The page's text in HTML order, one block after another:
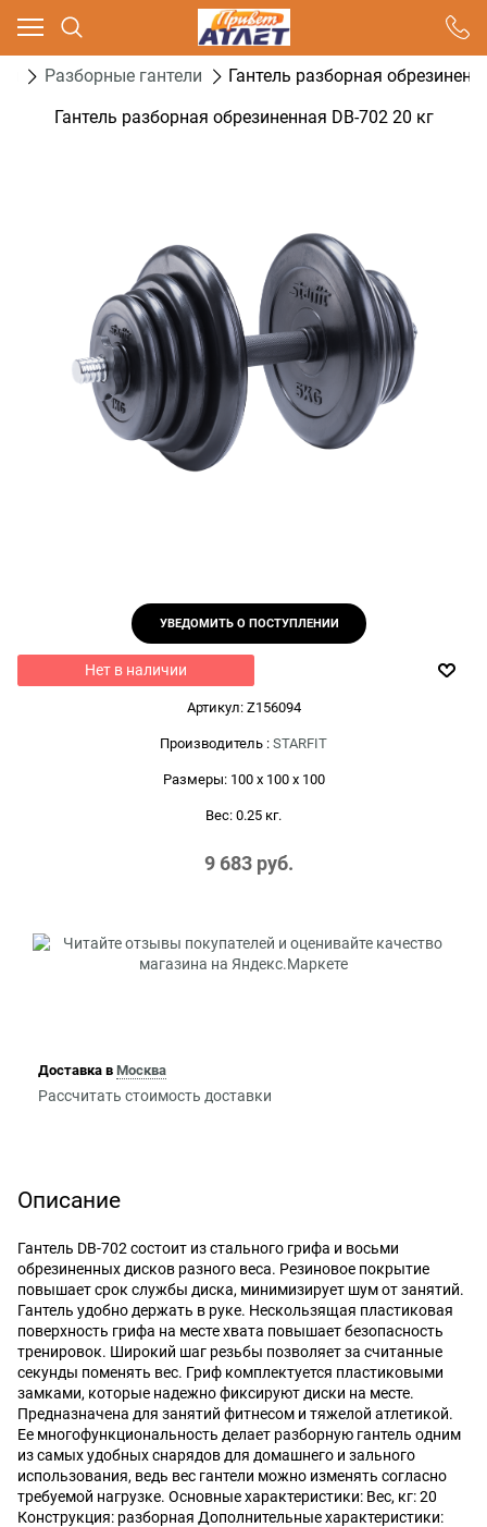
Разборные гантели
Гантель разборная
Гантель разборная обрезиненная DB-702 20 кг
УВЕДОМИТЬ О ПОСТУПЛЕНИИ
Нет в наличии
Артикул: Z156094
Производитель : STARFIT
Размеры: 100 x 100 x 100
Вес: 0.25 кг.
9 683 руб.
Доставка в Москва
Рассчитать стоимость доставки
Описание
Гантель DB-702 состоит из стального грифа и восьми
обрезиненных дисков разного веса. Резиновое покрытие
повышает срок службы диска, минимизирует шум от занятий.
Гантель удобно держать в руке. Нескользящая пластиковая
поверхность грифа на месте хвата повышает безопасность
тренировок. Широкий шаг резьбы позволяет за считанные
секунды поменять вес. Гриф комплектуется пластиковыми
замками, которые надежно фиксируют диски на месте.
Предназначена для занятий фитнесом и тяжелой атлетикой.
Ее многофункциональность делает разборную гантель одним
из самых удобных снарядов для домашнего и зального
использования, ведь вес гантели можно изменять согласно
требуемой нагрузке. Основные характеристики: Вес, кг: 20
Конструкция: разборная Дополнительные характеристики:
Ваш город - Москва,
угадали?
ДА НЕТ